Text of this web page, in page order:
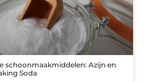
schoonmaakmiddelen: Azijn en
Soda